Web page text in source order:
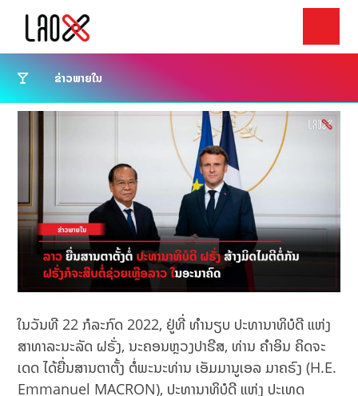
ຂ່າວພາຍໃນ
ໃນວັນທີ 22 ກໍລະກົດ 2022, ຢູ່ທີ່ ທຳນຽບ ປະທານາທິບໍດີ ແຫ່ງ
ສາທາລະນະລັດ ຝຣັ່ງ, ນະຄອນຫຼວງປາຣີສ, ທ່ານ ຄຳອິນ ຄິດຈະ
ເດດ ໄດ້ຍື່ນສານຕາຕັ້ງ ຕໍ່ພະນະທ່ານ ເອັມມານູເອລ ມາຄຣົງ (H.E.
Emmanuel MACRON), ປະທານາທິບໍດີ ແຫ່ງ ປະເທດ